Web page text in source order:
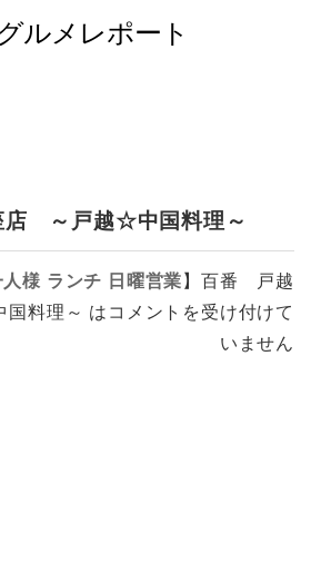
～戸越☆中国料理～
人様 ランチ 日曜営業 】 百番 戸越
料理～ は コメントを受け付けて
いません